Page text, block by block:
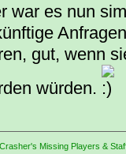
war es nun
gut, wenn
würden.
Missing Players &